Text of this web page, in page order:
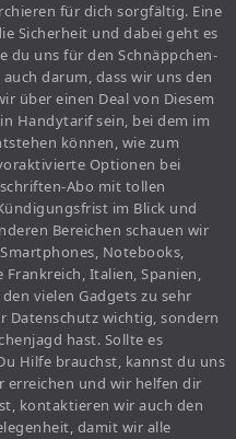
für dich sorgfältig. Eine
Sicherheit und dabei geht es
du uns für den Schnäppchen-
darum, dass wir uns den
über einen Deal von Diesem
Handytarif sein, bei dem im
können, wie zum
Optionen bei
Abo mit tollen
im Blick und
Bereichen schauen wir
Notebooks,
Italien, Spanien,
vielen Gadgets zu sehr
Datenschutz wichtig, sondern
hast. Sollte es
Hilfe brauchst, kannst du uns
erreichen und wir helfen dir
kontaktieren wir auch den
damit wir alle